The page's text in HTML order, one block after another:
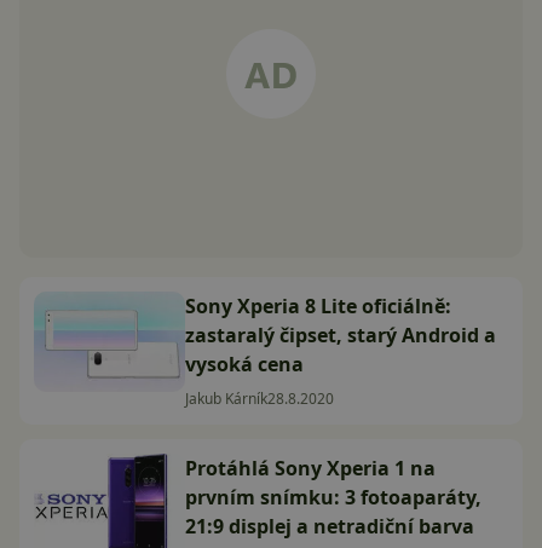
Sony Xperia 8 Lite oficiálně:
zastaralý čipset, starý Android a
vysoká cena
Jakub Kárník28.8.2020
Protáhlá Sony Xperia 1 na
prvním snímku: 3 fotoaparáty,
21:9 displej a netradiční barva